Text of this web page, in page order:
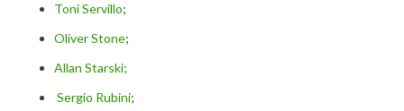
Toni Servillo;
Oliver Stone;
Allan Starski;
Sergio Rubini;